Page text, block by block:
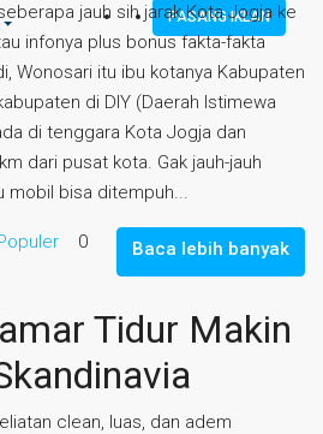
PASANG IKLAN
jauh sih jarak Kota Jogja ke
infonya plus bonus fakta-fakta
Wonosari itu ibu kotanya Kabupaten
di DIY (Daerah Istimewa
di tenggara Kota Jogja dan
dari pusat kota. Gak jauh-jauh
mobil bisa ditempuh...
0 Baca lebih banyak
Tidur Makin
clean, luas, dan adem